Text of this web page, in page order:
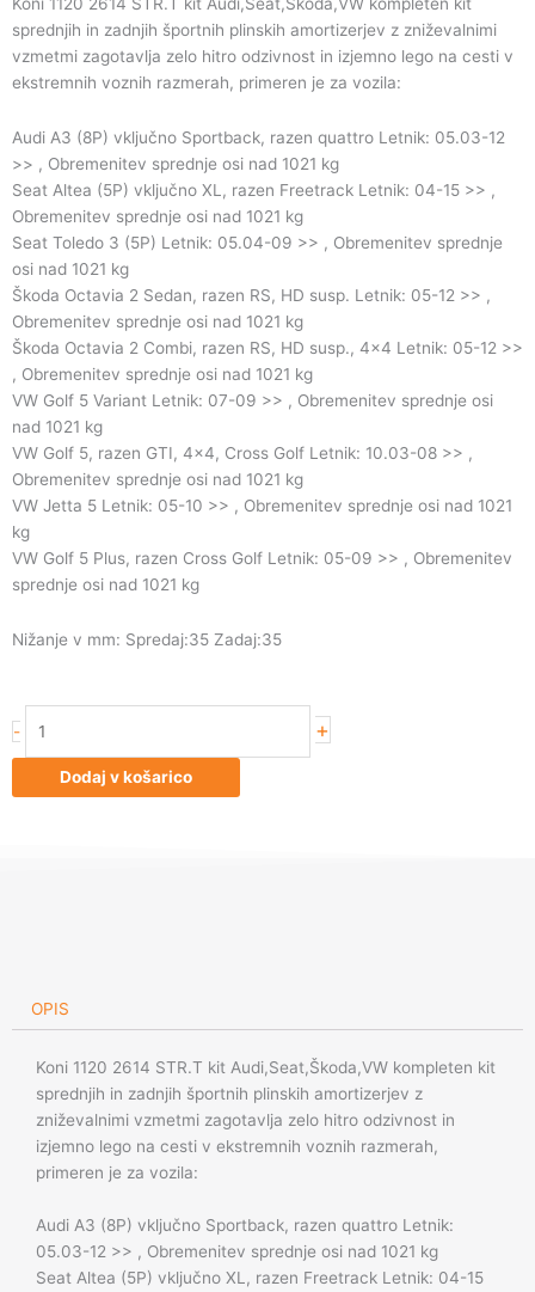
sprednjih in zadnjih športnih plinskih amortizerjev z zniževalnimi
vzmetmi zagotavlja zelo hitro odzivnost in izjemno lego na cesti v
ekstremnih voznih razmerah, primeren je za vozila:
Audi A3 (8P) vključno Sportback, razen quattro Letnik: 05.03-12
>> , Obremenitev sprednje osi nad 1021 kg
Seat Altea (5P) vključno XL, razen Freetrack Letnik: 04-15 >> ,
Obremenitev sprednje osi nad 1021 kg
Seat Toledo 3 (5P) Letnik: 05.04-09 >> , Obremenitev sprednje
osi nad 1021 kg
Škoda Octavia 2 Sedan, razen RS, HD susp. Letnik: 05-12 >> ,
Obremenitev sprednje osi nad 1021 kg
Škoda Octavia 2 Combi, razen RS, HD susp., 4×4 Letnik: 05-12 >>
, Obremenitev sprednje osi nad 1021 kg
VW Golf 5 Variant Letnik: 07-09 >> , Obremenitev sprednje osi
nad 1021 kg
VW Golf 5, razen GTI, 4×4, Cross Golf Letnik: 10.03-08 >> ,
Obremenitev sprednje osi nad 1021 kg
VW Jetta 5 Letnik: 05-10 >> , Obremenitev sprednje osi nad 1021
kg
VW Golf 5 Plus, razen Cross Golf Letnik: 05-09 >> , Obremenitev
sprednje osi nad 1021 kg
Nižanje v mm: Spredaj:35 Zadaj:35
-
1120
2614
STR.T
+
Dodaj v košarico
OPIS
Koni 1120 2614 STR.T kit Audi,Seat,Škoda,VW kompleten kit
sprednjih in zadnjih športnih plinskih amortizerjev z
zniževalnimi vzmetmi zagotavlja zelo hitro odzivnost in
izjemno lego na cesti v ekstremnih voznih razmerah,
primeren je za vozila:
Audi A3 (8P) vključno Sportback, razen quattro Letnik:
05.03-12 >> , Obremenitev sprednje osi nad 1021 kg
Seat Altea (5P) vključno XL, razen Freetrack Letnik: 04-15